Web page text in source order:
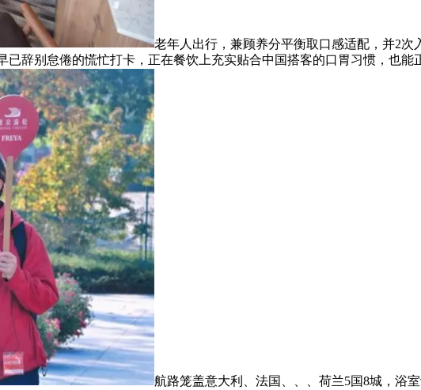
老年人出行，兼顾养分平衡取口感适配，并2
辞别怠倦的慌忙打卡，正在餐饮上充实贴合中国搭客的口胃习惯，也能
航路笼盖意大利、法国、、、荷兰5国8城，浴